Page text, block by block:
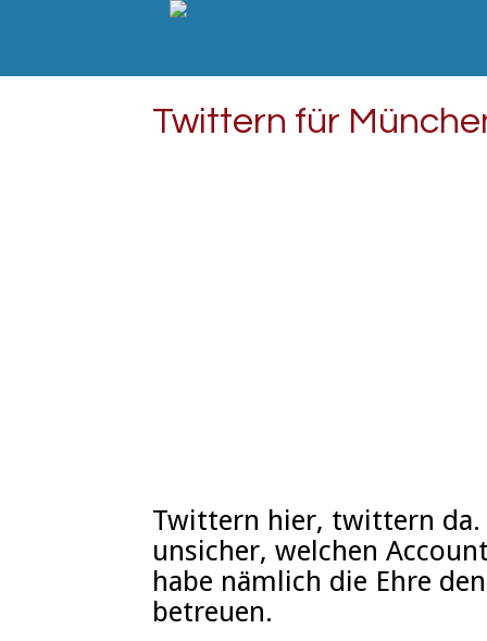
Twittern für
Twittern hier, twittern da.
unsicher, welchen
habe nämlich die Ehre
betreuen.